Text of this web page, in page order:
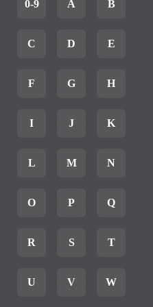
0-9 A B
C D E
F G H
I J K
L M N
O P Q
R S T
U V W